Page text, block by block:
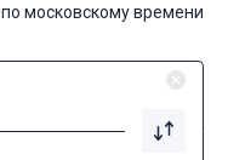
по московскому времени